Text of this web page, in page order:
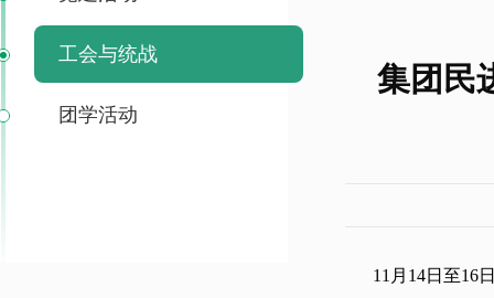
工会与统战
团学活动
集团民
11月14日至16